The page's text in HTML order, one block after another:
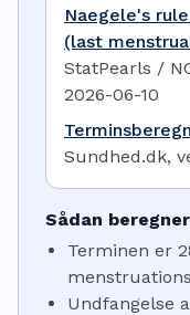
Naegele's
(last
StatPearls /
2026-06-10
Sundhed.dk,
Sådan
Terminen er
Undfangelse